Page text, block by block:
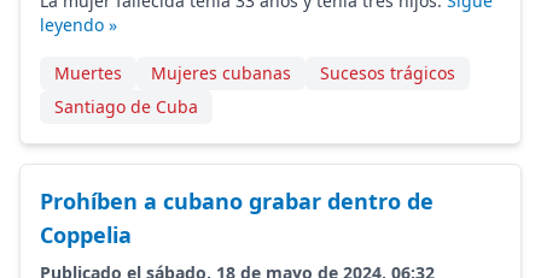
leyendo »
Muertes Mujeres cubanas
Sucesos trágicos
Santiago de Cuba
Prohíben a cubano grabar dentro de
Coppelia
Publicado el sábado, 18 de mayo de 2024, 06:32